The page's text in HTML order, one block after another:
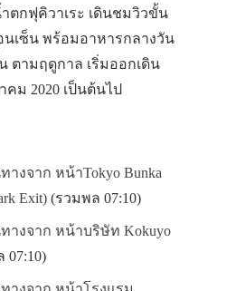
ตกฟุคิวาเระ เดินชมวิวขั้น
เซ็น พร้อมอาหารกลางวัน
ตามฤดูกาล เริ่มออกเดิน
ม 2020 เป็นต้นไป
างจาก หน้าTokyo Bunka
Exit) (รวมพล 07:10)
างจาก หน้าบริษัท Kokuyo
07:10)